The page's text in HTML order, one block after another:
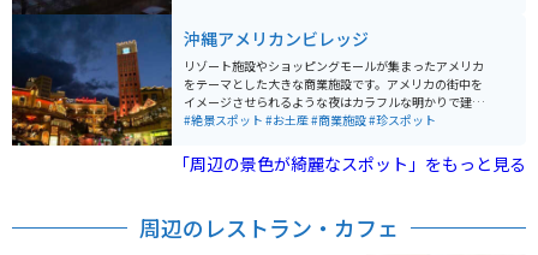
沖縄アメリカンビレッジ
リゾート施設やショッピングモールが集まったアメリカ
をテーマとした大きな商業施設です。アメリカの街中を
イメージさせられるような夜はカラフルな明かりで建物
が沢山並んでいて、日本ではないような空間を味わうこ
れるお店もあり沖縄に行ったらぜひ行って欲しいスポッ
トのひとつだと思います。
#絶景スポット #お土産#商業施設#珍スポット
「周辺の景色が綺麗なスポット」をもっと見る
周辺のレストラン・カフェ